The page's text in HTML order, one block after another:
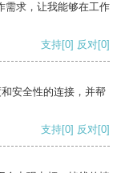
需求，让我能够在工作
支持[0] 反对[0]
安全性的连接，并帮
支持[0] 反对[0]